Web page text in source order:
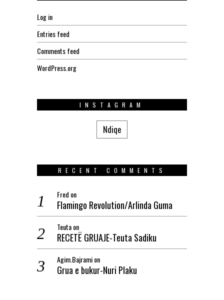
Log in
Entries feed
Comments feed
WordPress.org
INSTAGRAM
Ndiqe
RECENT COMMENTS
Fred on
Flamingo Revolution/Arlinda Guma
Teutaon
RECETË GRUAJE-Teuta Sadiku
Agim.Bajramion
Grua e bukur-Nuri Plaku